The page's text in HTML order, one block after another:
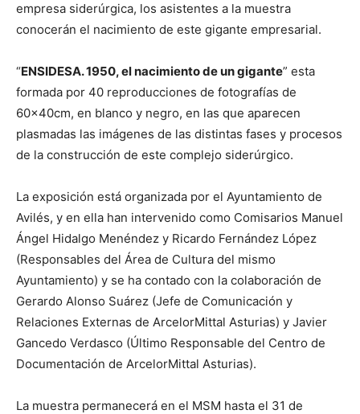
empresa siderúrgica, los asistentes a la muestra
conocerán el nacimiento de este gigante empresarial.
“ENSIDESA. 1950, el nacimiento de un gigante” esta
formada por 40 reproducciones de fotografías de
60x40cm, en blanco y negro, en las que aparecen
plasmadas las imágenes de las distintas fases y procesos
de la construcción de este complejo siderúrgico.
La exposición está organizada por el Ayuntamiento de
Avilés, y en ella han intervenido como Comisarios Manuel
Ángel Hidalgo Menéndez y Ricardo Fernández López
(Responsables del Área de Cultura del mismo
Ayuntamiento) y se ha contado con la colaboración de
Gerardo Alonso Suárez (Jefe de Comunicación y
Relaciones Externas de ArcelorMittal Asturias) y Javier
Gancedo Verdasco (Último Responsable del Centro de
Documentación de ArcelorMittal Asturias).
La muestra permanecerá en el MSM hasta el 31 de